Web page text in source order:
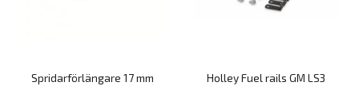
Spridarförlängare 17 mm
Holley Fuel rails GM LS3